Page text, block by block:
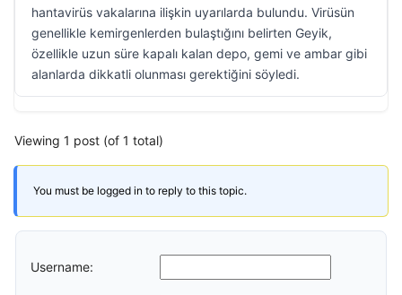
hantavirüs vakalarına ilişkin uyarılarda bulundu. Virüsün
genellikle kemirgenlerden bulaştığını belirten Geyik,
özellikle uzun süre kapalı kalan depo, gemi ve ambar gibi
alanlarda dikkatli olunması gerektiğini söyledi.
Viewing 1 post (of 1 total)
You must be logged in to reply to this topic.
Username: